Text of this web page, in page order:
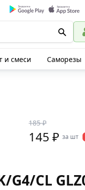
и смеси Саморезы
185 ₽
145 ₽ за шт
CL